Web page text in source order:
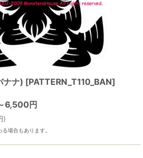
ナナ) [PATTERN_T110_BAN]
6,500円
)
場合もあります。